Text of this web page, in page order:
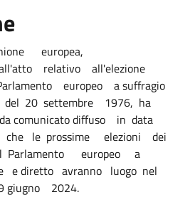
europea,
relativo all'elezione
europeo a suffragio
20 settembre 1976, ha
comunicato diffuso in data
che le prossime elezioni dei
Parlamento europeo a
e diretto avranno luogo nel
giugno 2024.